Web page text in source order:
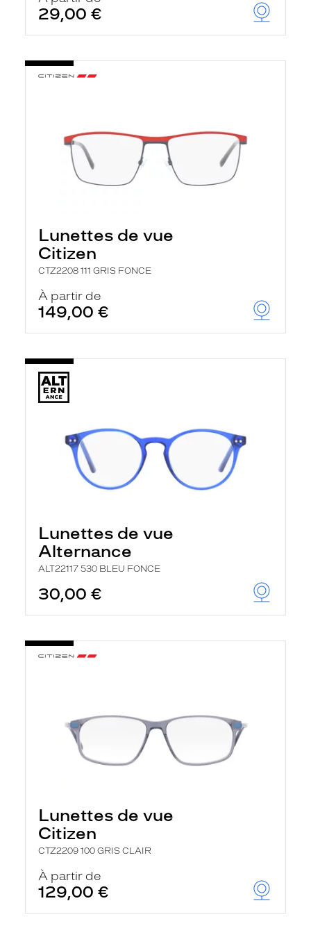
29,00 €
Lunettes de vue
Citizen
CTZ2208 111 GRIS FONCE
À partir de
149,00 €
Lunettes de vue
Alternance
ALT22117 530 BLEU FONCE
30,00 €
Lunettes de vue
Citizen
CTZ2209 100 GRIS CLAIR
À partir de
129,00 €